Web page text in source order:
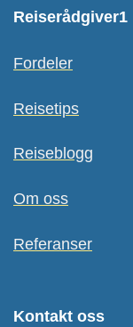
Reiserådgiver1
Fordeler
Reisetips
Reiseblogg
Om oss
Referanser
Kontakt oss